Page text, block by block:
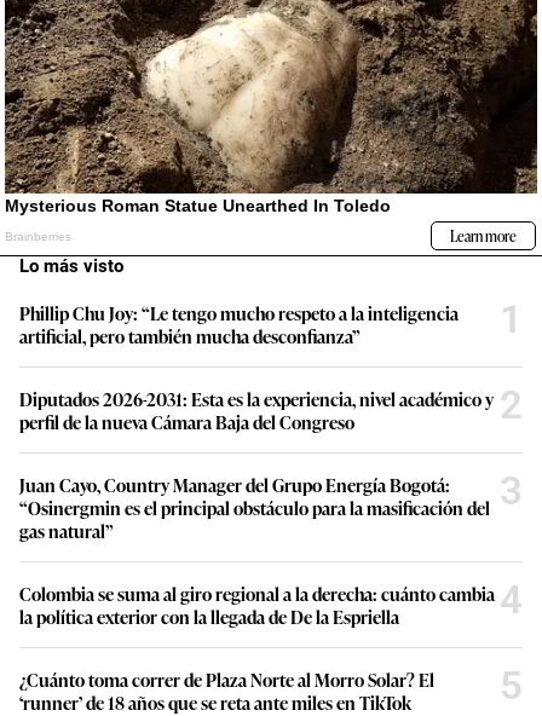
Lo más visto
Phillip Chu Joy: “Le tengo mucho respeto a la inteligencia
artificial, pero también mucha desconfianza”
1
Diputados 2026-2031: Esta es la experiencia, nivel académico y
perfil de la nueva Cámara Baja del Congreso
2
Juan Cayo, Country Manager del Grupo Energía Bogotá:
“Osinergmin es el principal obstáculo para la masificación del
gas natural”
3
Colombia se suma al giro regional a la derecha: cuánto cambia
la política exterior con la llegada de De la Espriella
4
¿Cuánto toma correr de Plaza Norte al Morro Solar? El
‘runner’ de 18 años que se reta ante miles en TikTok
5